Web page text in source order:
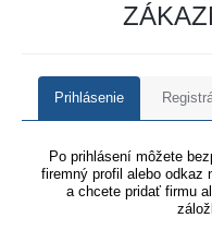
Prihlásenie
Po prihlásení môžete
firemný profil alebo odkaz
a chcete pridať firmu